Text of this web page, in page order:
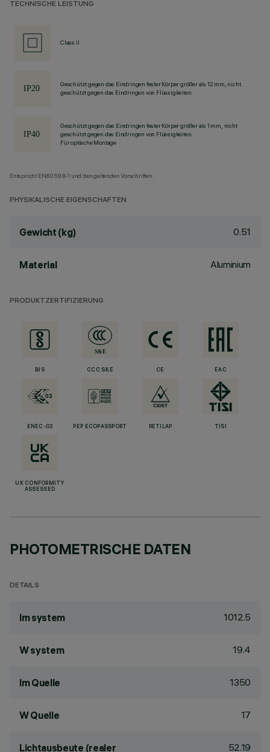
TECHNISCHE LEISTUNG
Class II
Geschützt gegen das Eindringen fester Körper größer als 12 mm, nicht
geschützt gegen das Eindringen von Flüssigkeiten.
Geschützt gegen das Eindringen fester Körper größer als 1 mm, nicht
geschützt gegen das Eindringen von Flüssigkeiten.
Für optische Montage
Entspricht EN60598-1 und den geltenden Vorschriften.
PHYSIKALISCHE EIGENSCHAFTEN
Gewicht (kg) 0.51
Material Aluminium
PRODUKTZERTIFIZIERUNG
BIS CCC S&E CE EAC
ENEC-03 PEP ECOPASSPORT RETILAP TISI
UK CONFORMITY
ASSESSED
PHOTOMETRISCHE DATEN
DETAILS
lm system 1012.5
W system 19.4
lm Quelle 1350
W Quelle 17
Lichtausbeute (realer 52.19